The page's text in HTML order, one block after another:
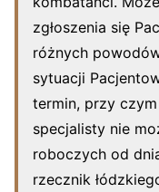
zgłoszenia się
różnych
sytuacji
termin, przy
specjalisty nie
roboczych od
rzecznik